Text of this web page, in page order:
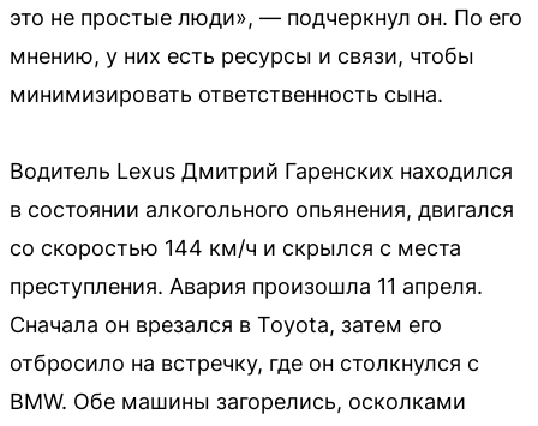
это не простые люди», — подчеркнул он. По его
мнению, у них есть ресурсы и связи, чтобы
минимизировать ответственность сына.
Водитель Lexus Дмитрий Гаренских находился
в состоянии алкогольного опьянения, двигался
со скоростью 144 км/ч и скрылся с места
преступления. Авария произошла 11 апреля.
Сначала он врезался в Toyota, затем его
отбросило на встречку, где он столкнулся с
BMW. Обе машины загорелись, осколками